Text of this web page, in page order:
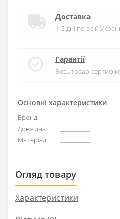
Основні характеристики
Бренд:
Довжина:
Матеріал:
Доставка
1-2 дні по всій
Гарантії
Весь товар
Огляд товару
Характеристики